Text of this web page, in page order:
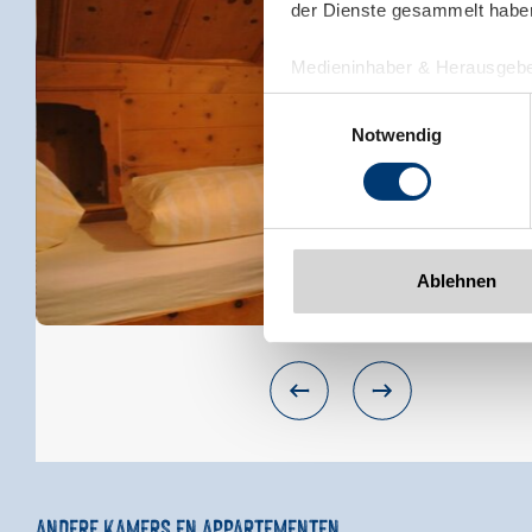
der Dienste gesammelt
Medieninhaber &
Zeller Bergbahnen Zillertal
Rohr 23// A-6280 Zell am Ziller
www.zillertalarena.com
Notwendig
Ablehnen